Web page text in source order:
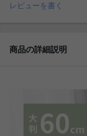
レビューを書く
商品の詳細説明